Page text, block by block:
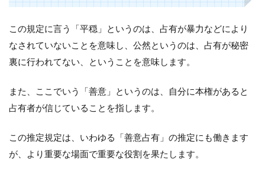
この規定に言う「平穏」というのは、占有が暴力などにより
なされていないことを意味し、公然というのは、占有が秘密
裏に行われてない、ということを意味します。
また、ここでいう「善意」というのは、自分に本権があると
占有者が信じていることを指します。
この推定規定は、いわゆる「善意占有」の推定にも働きます
が、より重要な場面で重要な役割を果たします。